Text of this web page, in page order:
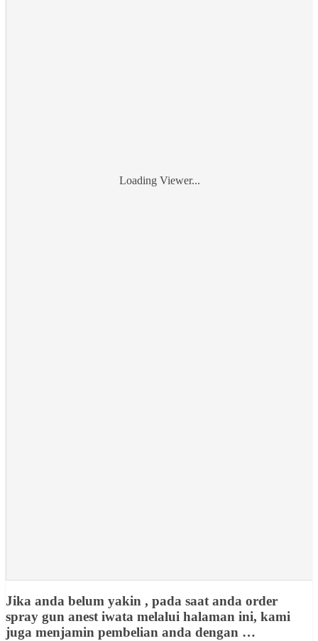
Loading Viewer...
Jika anda belum yakin , pada saat anda order
spray gun anest iwata melalui halaman ini, kami
juga menjamin pembelian anda dengan …